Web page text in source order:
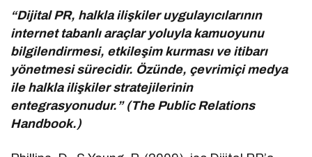
“Dijital PR, halkla ilişkiler uygulayıcılarının
internet tabanlı araçlar yoluyla kamuoyunu
bilgilendirmesi, etkileşim kurması ve itibarı
yönetmesi sürecidir. Özünde, çevrimiçi medya
ile halkla ilişkiler stratejilerinin
entegrasyonudur.” (The Public Relations
Handbook.)